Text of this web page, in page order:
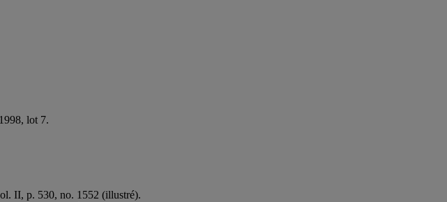
lot 7.
II, p. 530, no. 1552 (illustré).